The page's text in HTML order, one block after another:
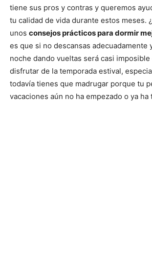
tiene sus pros y contras y queremos
tu calidad de vida durante estos meses.
unos consejos prácticos para dormir
es que si no descansas adecuadamente
noche dando vueltas será casi imposible
disfrutar de la temporada estival,
todavía tienes que madrugar porque tu
vacaciones aún no ha empezado o ya ha